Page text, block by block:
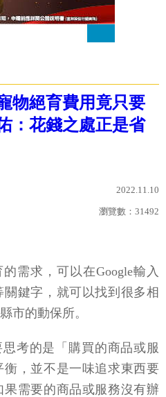
物絕育費用竟只要
：花錢之處正是省
2022.11.10
瀏覽數： 31492
需求，可以在Google輸入
關鍵字，就可以找到很多相
市的動保所。
考的是「購買的商品或服
，並不是一味追求東西要
需要的商品或服務沒有辦